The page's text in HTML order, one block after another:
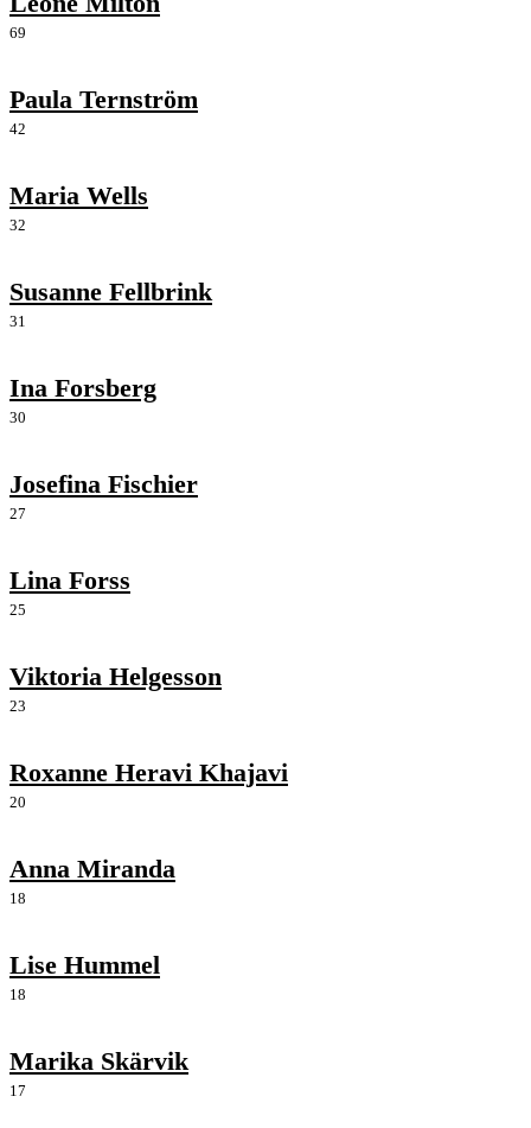
69
Paula Ternström
42
Maria Wells
32
Susanne Fellbrink
31
Ina Forsberg
30
Josefina Fischier
27
Lina Forss
25
Viktoria Helgesson
23
Roxanne Heravi Khajavi
20
Anna Miranda
18
Lise Hummel
18
Marika Skärvik
17